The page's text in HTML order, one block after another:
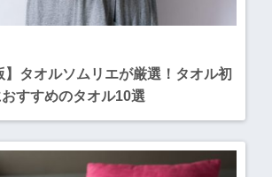
】タオルソムリエが厳選！タオル初
すすめのタオル10選